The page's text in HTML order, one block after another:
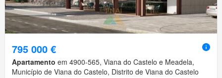
795 000 €
Apartamento em 4900-565, Viana do Castelo e Meadela,
Município de Viana do Castelo, Distrito de Viana do Castelo